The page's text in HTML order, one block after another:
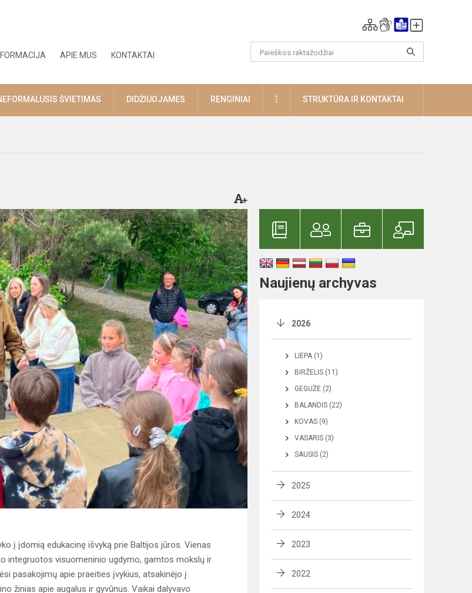
APIE MUS KONTAKTAI
ŠVIETIMAS DIDŽIUOJAMĖS RENGINIAI DAUGIAUSTRUKTŪRA IR KONTAKTAI
į įdomią edukacinę išvyką prie Baltijos jūros. Vienas
integruotos visuomeninio ugdymo, gamtos mokslų ir
pasakojimų apie praeities įvykius, atsakinėjo į
žinias apie augalus ir gyvūnus. Vaikai dalyvavo
Naujienų archyvas
2026
LIEPA (1)
BIRŽELIS (11)
GEGUŽĖ (2)
BALANDIS (22)
KOVAS (9)
VASARIS (3)
SAUSIS (2)
2025
2024
2023
2022